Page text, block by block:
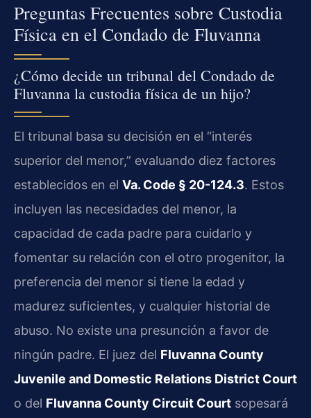
Preguntas Frecuentes sobre Custodia
Física en el Condado de Fluvanna
¿Cómo decide un tribunal del Condado de
Fluvanna la custodia física de un hijo?
El tribunal basa su decisión en el “interés
superior del menor,” evaluando diez factores
establecidos en el Va. Code § 20-124.3. Estos
incluyen las necesidades del menor, la
capacidad de cada padre para cuidarlo y
fomentar su relación con el otro progenitor, la
preferencia del menor si tiene la edad y
madurez suficientes, y cualquier historial de
abuso. No existe una presunción a favor de
ningún padre. El juez del Fluvanna County
Juvenile and Domestic Relations District Court
o del Fluvanna County Circuit Court sopesará